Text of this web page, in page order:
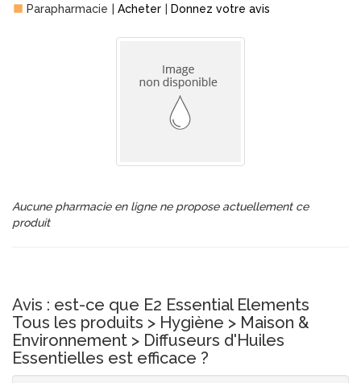
Parapharmacie Acheter Donnez votre avis
Aucune pharmacie en ligne ne propose actuellement ce
produit
Avis : est-ce que E2 Essential Elements
Tous les produits > Hygiène > Maison &
Environnement > Diffuseurs d'Huiles
Essentielles est efficace ?